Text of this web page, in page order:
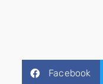
Facebook